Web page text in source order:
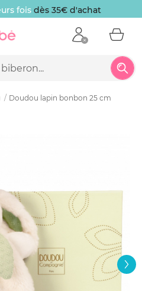
fois dès 35€ d'achat
Doudou lapin bonbon 25 cm